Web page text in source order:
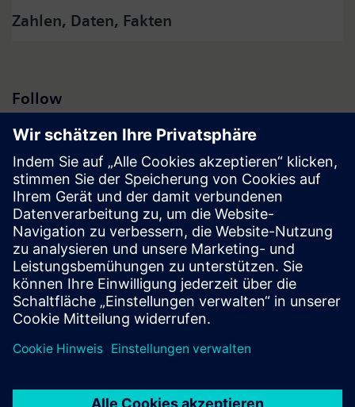
Zahlen, Daten, Fakten
Follow
Presse | Unternehmen | Siemens
© Siemens 1996 – 2026
Impressum
Datenschutz
Cookie Richtlinien
Nutzungsbedingungen